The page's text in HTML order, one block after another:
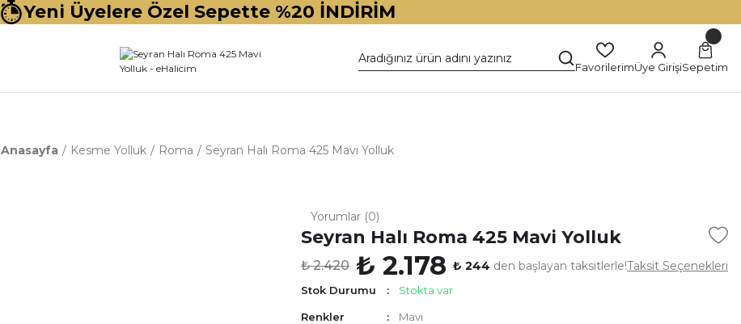
Yeni Üyelere Özel Sepette %20 İNDİRİM
FavorilerimÜye GirişiSepetim
Anasayfa Kesme Yolluk Roma Seyran Halı Roma 425 Mavi Yolluk
Yorumlar (0)
Seyran Halı Roma 425 Mavi Yolluk
₺ 2.420 ₺ 2.178 ₺ 244 den başlayan taksitlerle!Taksit Seçenekleri
Stok Durumu Stokta var
Renkler Mavi